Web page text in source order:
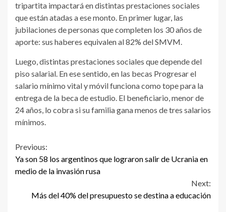
tripartita impactará en distintas prestaciones sociales
que están atadas a ese monto. En primer lugar, las
jubilaciones de personas que completen los 30 años de
aporte: sus haberes equivalen al 82% del SMVM.
Luego, distintas prestaciones sociales que depende del
piso salarial. En ese sentido, en las becas Progresar el
salario mínimo vital y móvil funciona como tope para la
entrega de la beca de estudio. El beneficiario, menor de
24 años, lo cobra si su familia gana menos de tres salarios
mínimos.
Continue
Reading
Previous:
Ya son 58 los argentinos que lograron salir de Ucrania en
medio de la invasión rusa
Next:
Más del 40% del presupuesto se destina a educación